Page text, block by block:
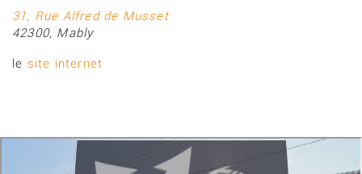
31, Rue Alfred de Musset
42300, Mably
le site internet